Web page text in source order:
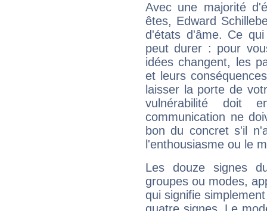
Avec une majorité
êtes, Edward
d'états d'âme. Ce
peut durer : pour
idées changent, les
et leurs
laisser la porte de
vulnérabilité doit
communication ne
bon du concret s'il
l'enthousiasme ou le
Les douze signes
groupes ou modes,
qui signifie